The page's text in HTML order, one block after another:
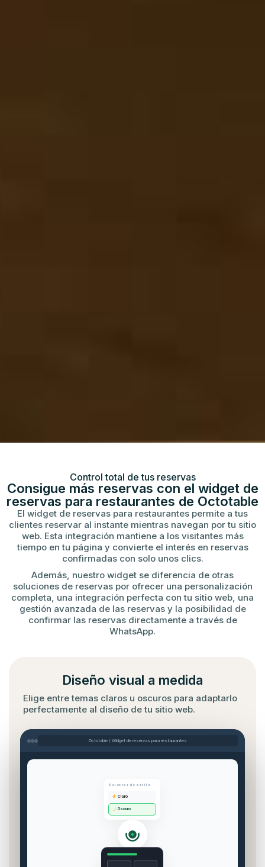
Control total de tus reservas
Consigue más reservas con el widget de
reservas para restaurantes de Octotable
El widget de reservas para restaurantes permite a tus
clientes reservar al instante mientras navegan por tu sitio
web. Esta integración mantiene a los visitantes más
tiempo en tu página y convierte el interés en reservas
confirmadas con solo unos clics.
Además, nuestro widget se diferencia de otras
soluciones de reservas por ofrecer una personalización
completa, una integración perfecta con tu sitio web, una
gestión avanzada de las reservas y la posibilidad de
confirmar las reservas directamente a través de
WhatsApp.
Diseño visual a medida
Elige entre temas claros u oscuros para adaptarlo
perfectamente al diseño de tu sitio web.
Octotable / Widget de reservas para restaurantes
Selector de estilo
Claro
Oscuro